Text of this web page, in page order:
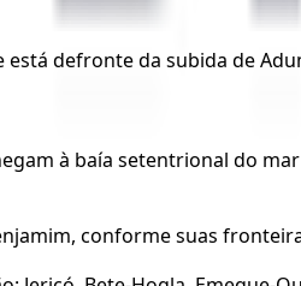
está defronte da subida de
à baía setentrional do
conforme suas